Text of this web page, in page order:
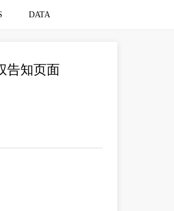
DATA
告知页面